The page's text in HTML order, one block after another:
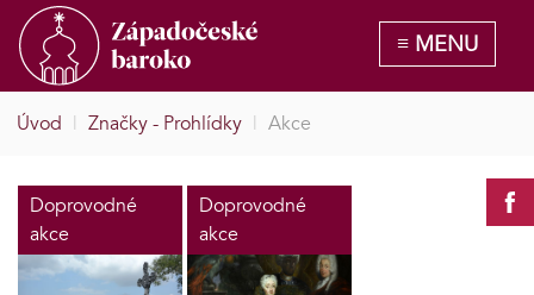
Úvod | Značky - Prohlídky | Akce
Doprovodné
akce
Doprovodné
akce